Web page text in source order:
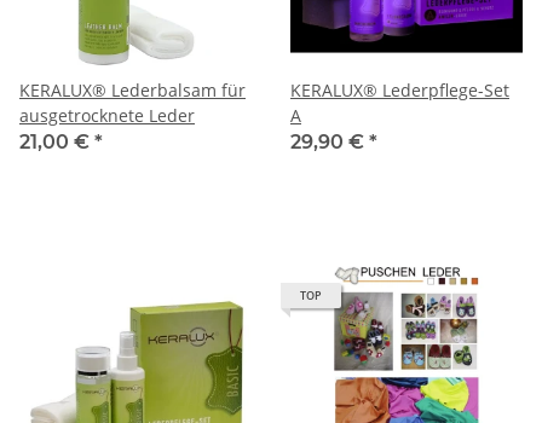
KERALUX® Lederbalsam für
ausgetrocknete Leder
21,00 € *
KERALUX® Lederpflege-Set
A
29,90 € *
TOP